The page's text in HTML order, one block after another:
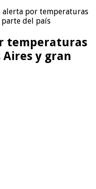
alerta por temperaturas
parte del país
temperaturas
Aires y gran